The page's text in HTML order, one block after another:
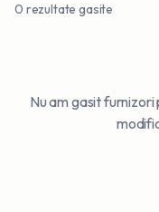
0 rezultate gasite
Nu am gasit